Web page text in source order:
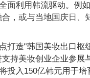
面利用韩流驱动。例
，或与当地国庆日、
打造"韩国美妆出口枢
持美妆创业企业参展
投入150亿韩元用于